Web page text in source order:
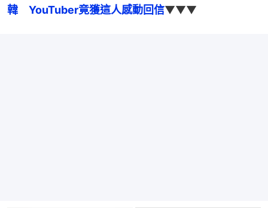
韓　YouTuber竟獲這人感動回信▼▼▼